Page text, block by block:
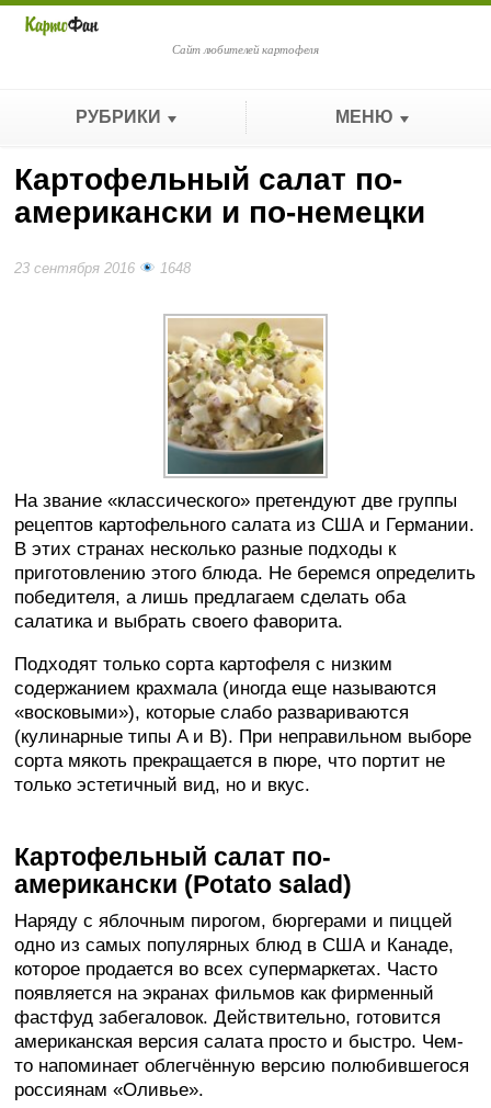
Сайт любителей картофеля
РУБРИКИ МЕНЮ
Картофельный салат по-
американски и по-немецки
23 сентября 2016 1648
На звание «классического» претендуют две группы
рецептов картофельного салата из США и Германии.
В этих странах несколько разные подходы к
приготовлению этого блюда. Не беремся определить
победителя, а лишь предлагаем сделать оба
салатика и выбрать своего фаворита.
Подходят только сорта картофеля с низким
содержанием крахмала (иногда еще называются
«восковыми»), которые слабо развариваются
(кулинарные типы A и B). При неправильном выборе
сорта мякоть прекращается в пюре, что портит не
только эстетичный вид, но и вкус.
Картофельный салат по-
американски (Potato salad)
Наряду с яблочным пирогом, бюргерами и пиццей
одно из самых популярных блюд в США и Канаде,
которое продается во всех супермаркетах. Часто
появляется на экранах фильмов как фирменный
фастфуд забегаловок. Действительно, готовится
американская версия салата просто и быстро. Чем-
то напоминает облегчённую версию полюбившегося
россиянам «Оливье».